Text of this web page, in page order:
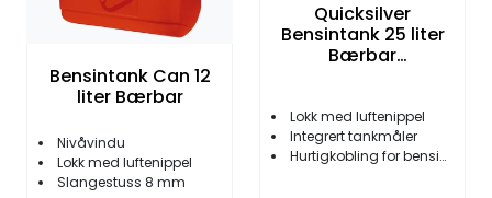
Bensintank Can 12
liter Bærbar
Nivåvindu
Lokk med luftenippel
Slangestuss 8 mm
Quicksilver
Bensintank 25 liter
Bærbar
Lokk med luftenippel
Integrert tankmåler
Hurtigkobling for bensinslange